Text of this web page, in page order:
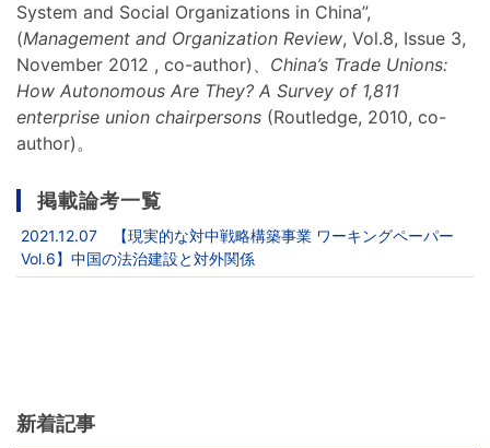
System and Social Organizations in China”,
(Management and Organization Review, Vol.8, Issue 3,
November 2012 , co-author)、 China’s Trade Unions:
How Autonomous Are They? A Survey of 1,811
enterprise union chairpersons (Routledge, 2010, co-
author)。
掲載論考一覧
2021.12.07 【現実的な対中戦略構築事業 ワーキングペーパー
Vol.6】中国の法治建設と対外関係
新着記事